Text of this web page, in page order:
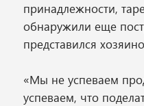
принадлежности,
обнаружили еще
представился
«Мы не успеваем
успеваем, что